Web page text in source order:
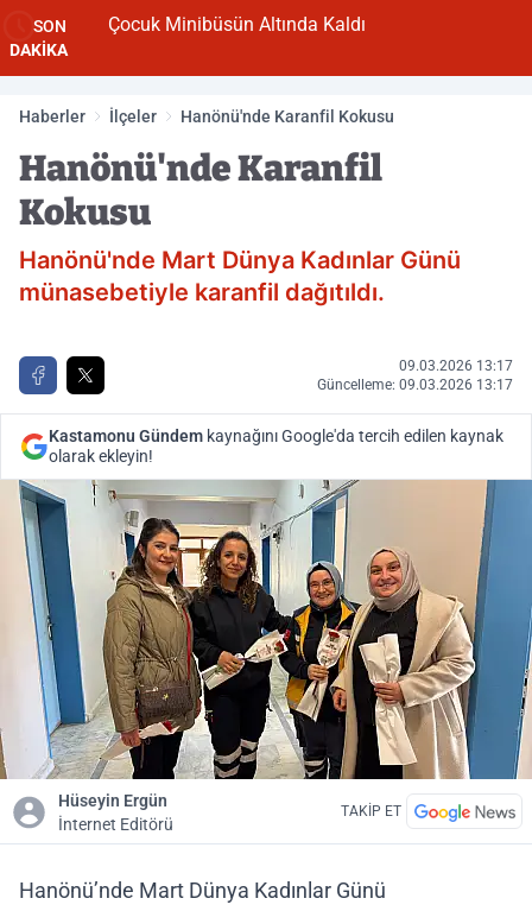
SON
DAKİKA
Çocuk Minibüsün Altında Kaldı
Haberler İlçeler Hanönü'nde Karanfil Kokusu
Hanönü'nde Karanfil
Kokusu
Hanönü'nde Mart Dünya Kadınlar Günü
münasebetiyle karanfil dağıtıldı.
09.03.2026 13:17
Güncelleme: 09.03.2026 13:17
Kastamonu Gündem kaynağını Google'da tercih edilen kaynak
olarak ekleyin!
Hüseyin Ergün
İnternet Editörü
TAKİP ET
Hanönü’nde Mart Dünya Kadınlar Günü